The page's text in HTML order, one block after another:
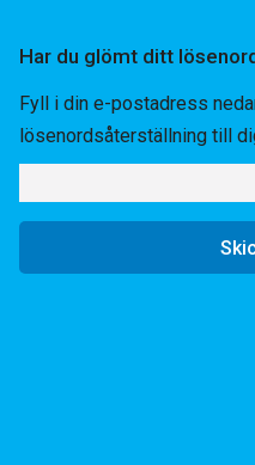
Har du glömt ditt
Fyll i din e-postadress
lösenordsåterställning till